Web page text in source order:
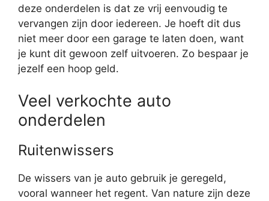
deze onderdelen is dat ze vrij eenvoudig te
vervangen zijn door iedereen. Je hoeft dit dus
niet meer door een garage te laten doen, want
je kunt dit gewoon zelf uitvoeren. Zo bespaar je
jezelf een hoop geld.
Veel verkochte auto
onderdelen
Ruitenwissers
De wissers van je auto gebruik je geregeld,
vooral wanneer het regent. Van nature zijn deze